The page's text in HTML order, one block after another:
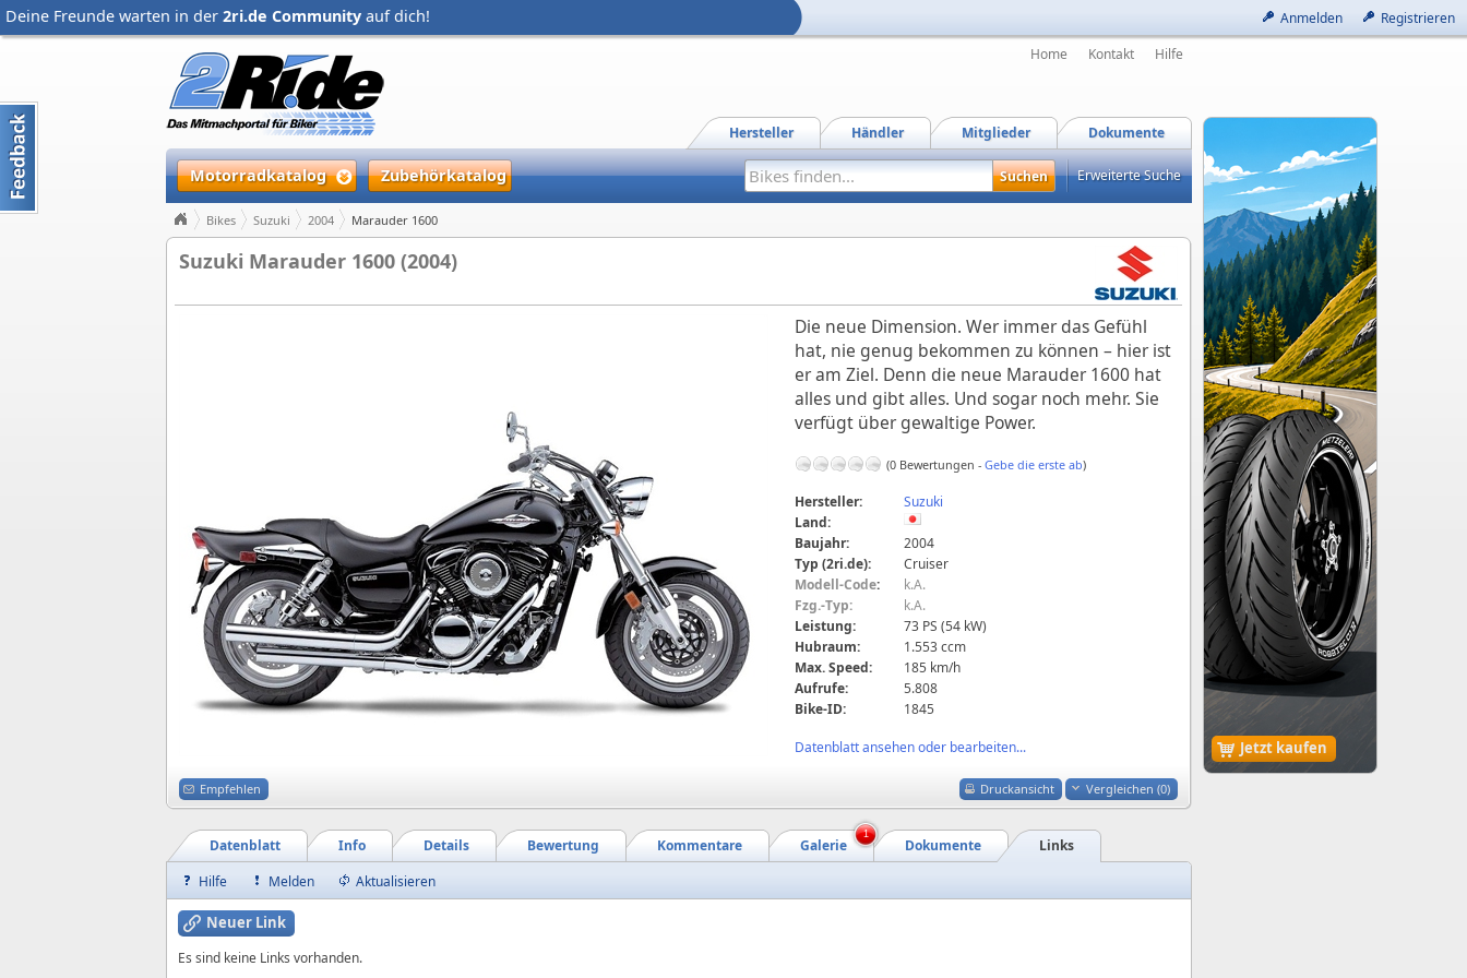
Anmelden Registrieren
Deine Freunde warten in der 2ri.de Community auf dich!
Jetzt kaufen
Home Kontakt Hilfe
Dokumente
Mitglieder
Händler
Hersteller
Motorradkatalog Zubehörkatalog Erweiterte Suche
Bikes Suzuki 2004 Marauder 1600
Suzuki Marauder 1600 (2004)
Die neue Dimension. Wer immer das Gefühl
hat, nie genug bekommen zu können – hier ist
er am Ziel. Denn die neue Marauder 1600 hat
alles und gibt alles. Und sogar noch mehr. Sie
verfügt über gewaltige Power.
(0 Bewertungen - Gebe die erste ab)
Hersteller:
Suzuki
Land:
Baujahr:
2004
Typ (2ri.de):
Cruiser
Modell-Code:
k.A.
Fzg.-Typ:
k.A.
Leistung:
73 PS (54 kW)
Hubraum:
1.553 ccm
Max. Speed:
185 km/h
Aufrufe:
5.808
Bike-ID:
1845
Datenblatt ansehen oder bearbeiten...
Druckansicht Vergleichen (0)
Empfehlen
Links
Dokumente
Galerie
Kommentare
Bewertung
Details
Info
Datenblatt
1
Hilfe Melden Aktualisieren
Neuer Link
Es sind keine Links vorhanden.